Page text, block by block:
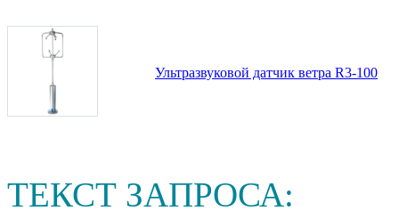
Ультразвуковой датчик ветра R3-100
ТЕКСТ ЗАПРОСА: